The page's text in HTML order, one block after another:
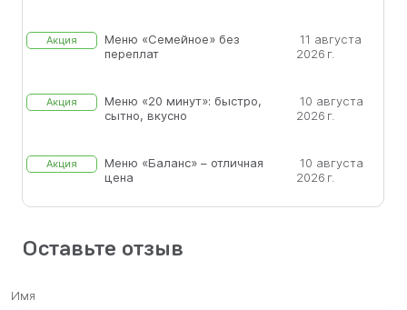
Акция
Меню «Семейное» без
переплат
11 августа
2026 г.
Акция
Меню «20 минут»: быстро,
сытно, вкусно
10 августа
2026 г.
Акция
Меню «Баланс» – отличная
цена
10 августа
2026 г.
Оставьте отзыв
Имя